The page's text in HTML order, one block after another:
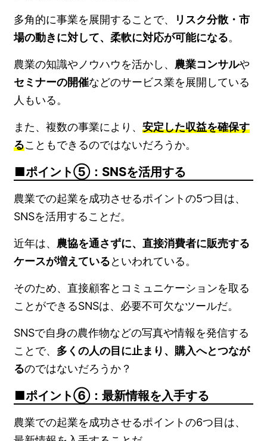
多角的に事業を展開することで、
リスク分散・市
場の動きに対して、柔軟に対応が可能になる。
農業の知識やノウハウを活かし、 農業コンサルや
セミナーの開催などのサービス業を展開している
人もいる。
また、複数の事業により、安定した収益を確保す
ることもできるのではないだろうか。
ポイント⑤：SNSを活用する
農業での起業を成功させるポイントの5つ目は、
SNSを活用することだ。
近年は、 農協を通さずに、直接消費者に販売する
ケースが増えているといわれている。
そのため、直接顧客とコミュニケーションを取る
ことができるSNSは、必要不可欠なツールだ。
SNSで自身の農作物などの写真や情報を発信する
ことで、 多くの人の目に止まり、購入へとつなが
るのではないだろうか？
ポイント⑥：最新情報を入手する
農業での起業を成功させるポイントの6つ目は、